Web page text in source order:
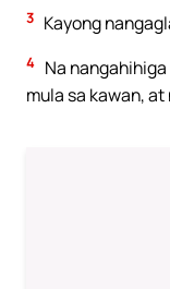
3 Kayong
4 Na
mula sa kawan,